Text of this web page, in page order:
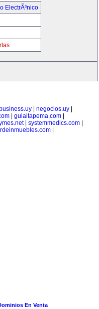
ElectrÃ³nico
business.uy| negocios.uy|
guiaitapema.com
| systemmedics.com
|
En Venta